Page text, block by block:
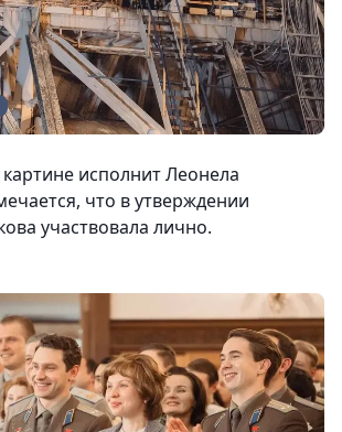
исполнит Леонела
что в утверждении
участвовала лично.